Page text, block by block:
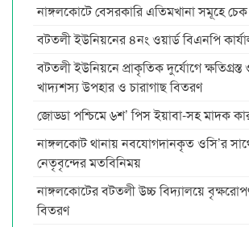
নাঙ্গলকোটে বেসরকারি এতিমখানা সমূহে
বটতলী ইউনিয়নের ৪নং ওয়ার্ড বিএনপি
বটতলী ইউনিয়নে প্রাকৃতিক দুর্যোগে
খাদ্যশস্য উপহার ও চারাগাছ বিতরণ
জোড্ডা পশ্চিমে ৬শ’ পিস ইয়াবা-সহ মাদক
নাঙ্গলকোট থানায় নবযোগদানকৃত ওসি’র সাথে
নেতৃবৃন্দের মতবিনিময়
নাঙ্গলকোটের বটতলী উচ্চ বিদ্যালয়ে
বিতরণ